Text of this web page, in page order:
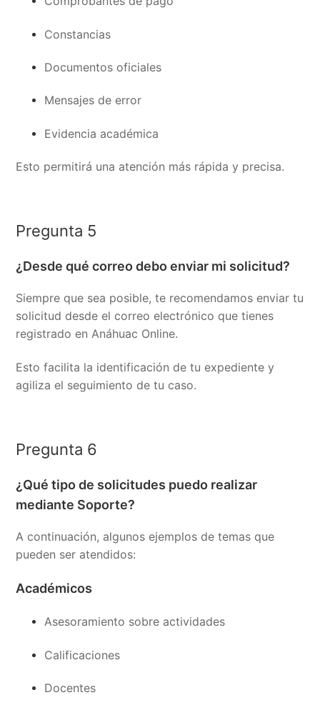
Constancias
Documentos oficiales
Mensajes de error
Evidencia académica
Esto permitirá una atención más rápida y precisa.
Pregunta 5
¿Desde qué correo debo enviar mi solicitud?
Siempre que sea posible, te recomendamos enviar tu
solicitud desde el correo electrónico que tienes
registrado en Anáhuac Online.
Esto facilita la identificación de tu expediente y
agiliza el seguimiento de tu caso.
Pregunta 6
¿Qué tipo de solicitudes puedo realizar
mediante Soporte?
A continuación, algunos ejemplos de temas que
pueden ser atendidos:
Académicos
Asesoramiento sobre actividades
Calificaciones
Docentes